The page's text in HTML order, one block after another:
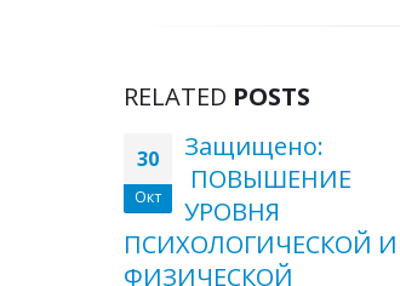
RELATED POSTS
30
Окт
Защищено:
ПОВЫШЕНИЕ
УРОВНЯ
ПСИХОЛОГИЧЕСКОЙ И
ФИЗИЧЕСКОЙ